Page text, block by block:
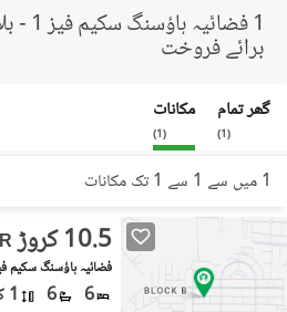
1
برائے فروخت
گھر تمام
(
1
)
مکانات
(
1
)
1 میں سے 1 سے 1 تک مکانات
10.5 کروڑ
6
6 1 کنال